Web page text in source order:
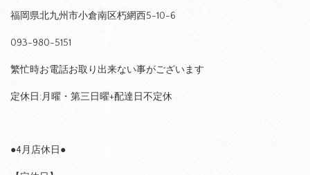
福岡県北九州市小倉南区朽網西5-10-6
093-980-5151
繁忙時お電話お取り出来ない事がございます
定休日:月曜・第三日曜+配達日不定休
●4月店休日●